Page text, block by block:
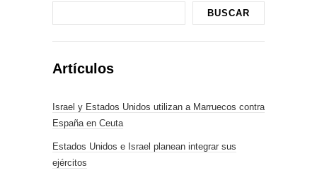
BUSCAR
Artículos
Israel y Estados Unidos utilizan a Marruecos contra
España en Ceuta
Estados Unidos e Israel planean integrar sus
ejércitos